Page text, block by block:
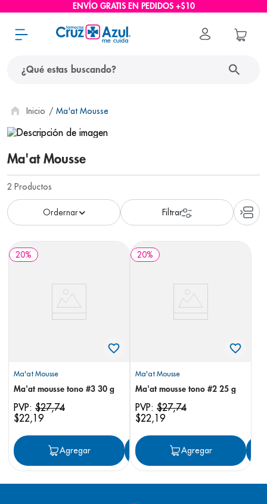
ENVÍO GRATIS EN PEDIDOS +$10
Ma'at Mousse
Ma'at Mousse
2 Productos
20%
Ma'at Mousse
Ma'at mousse tono #3 30 g
PVP: $27,74
$22,19
Agregar Agregar
20%
Ma'at Mousse
Ma'at mousse tono #2 25 g
PVP: $27,74
$22,19
Agregar
términos más buscados
1. protector solar
2. pañales
3. eucerin
4. cerave
nivea
6. shampoo
7.
pediasure
desodorante